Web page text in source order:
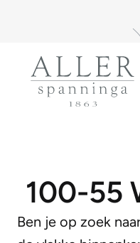
100-55
Ben je op zoek